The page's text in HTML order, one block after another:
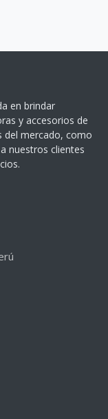
en brindar
y accesorios de
del mercado, como
nuestros clientes